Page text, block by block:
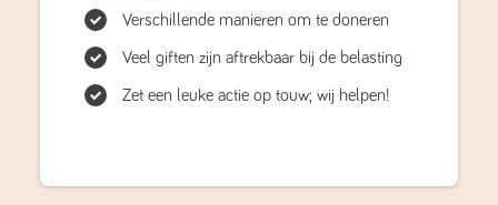
Verschillende manieren om te doneren
Veel giften zijn aftrekbaar bij de belasting
Zet een leuke actie op touw; wij helpen!